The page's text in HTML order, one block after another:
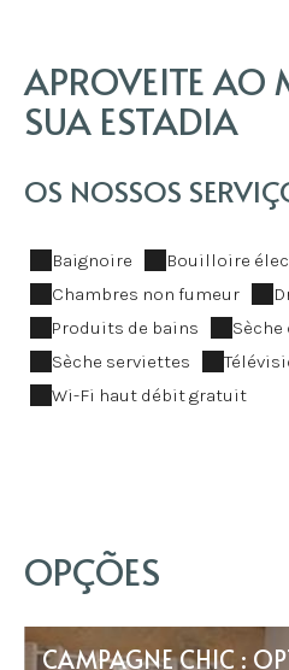
APROVEITE
SUA ESTADIA
OS NOSSOS
Baignoire
Bouilloire
Chambres non fumeur
Produits de bains
Sèche
Sèche serviettes
Wi-Fi haut débit gratuit
OPÇÕES
CAMPAGNE CHIC :